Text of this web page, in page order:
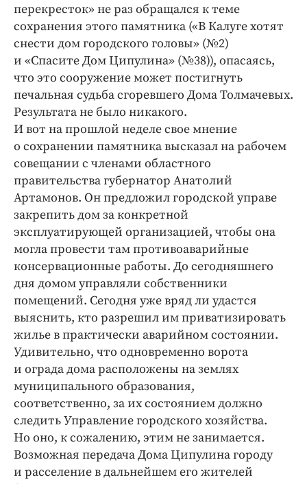
Издания
Медиаперсона
Интересное чтиво
Клиника года
Бренд года
Работодатель года
перекресток» не раз обращался к теме
сохранения этого памятника («В Калуге хотят
снести дом городского головы» (№2)
и «Спасите Дом Ципулина» (№38)), опасаясь,
что это сооружение может постигнуть
печальная судьба сгоревшего Дома Толмачевых.
Результата не было никакого.
И вот на прошлой неделе свое мнение
о сохранении памятника высказал на рабочем
совещании с членами областного
правительства губернатор Анатолий
Артамонов. Он предложил городской управе
закрепить дом за конкретной
эксплуатирующей организацией, чтобы она
могла провести там противоаварийные
консервационные работы. До сегодняшнего
дня домом управляли собственники
помещений. Сегодня уже вряд ли удастся
выяснить, кто разрешил им приватизировать
жилье в практически аварийном состоянии.
Удивительно, что одновременно ворота
и ограда дома расположены на землях
муниципального образования,
соответственно, за их состоянием должно
следить Управление городского хозяйства.
Но оно, к сожалению, этим не занимается.
Возможная передача Дома Ципулина городу
и расселение в дальнейшем его жителей